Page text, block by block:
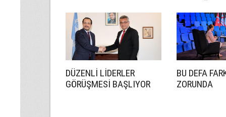
DÜZENLİ LİDERLER
GÖRÜŞMESİ BAŞLIYOR
BU DEFA
ZORUNDA